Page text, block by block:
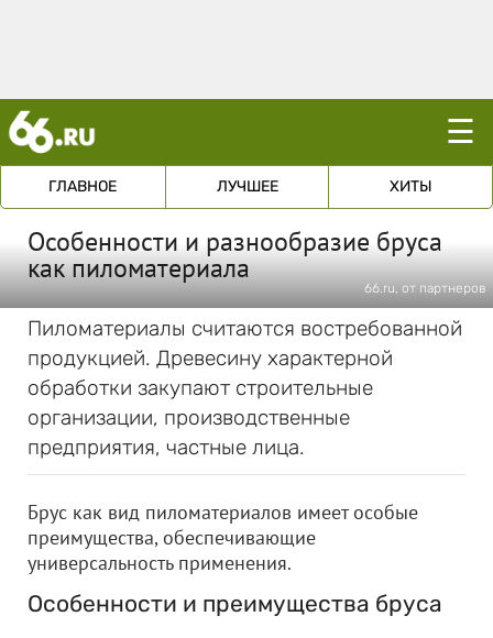
☰
ГЛАВНОЕ ЛУЧШЕЕ ХИТЫ
Особенности и разнообразие бруса
как пиломатериала
66.ru, от партнеров
Пиломатериалы считаются востребованной
продукцией. Древесину характерной
обработки закупают строительные
организации, производственные
предприятия, частные лица.
Брус как вид пиломатериалов имеет особые
преимущества, обеспечивающие
универсальность применения.
Особенности и преимущества бруса